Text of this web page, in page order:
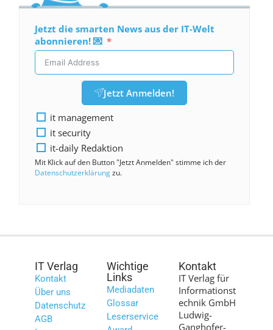
Jetzt die smarten News aus der IT-Welt
abonnieren! 💌
Jetzt Anmelden!
it management
it security
it-daily Redaktion
Mit Klick auf den Button "Jetzt Anmelden" stimme ich der
Datenschutzerklärungzu.
IT Verlag
Kontakt
Über uns
Datenschutz
AGB
Wichtige
Links
Mediadaten
Glossar
Leserservice
Kontakt
IT Verlag für
Informationst
echnik GmbH
Ludwig-
Ganghofer-